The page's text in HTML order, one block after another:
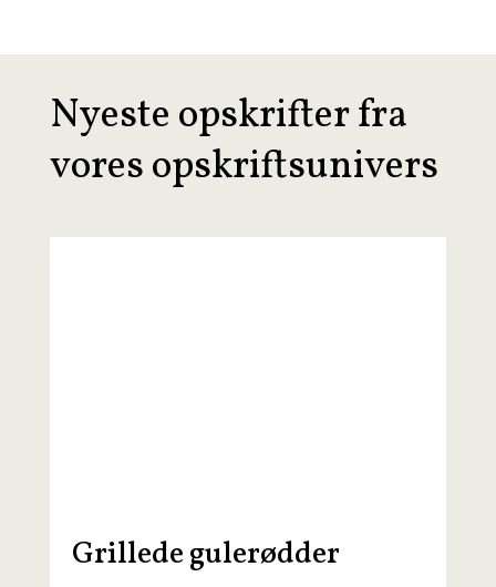
Nyeste opskrifter fra
vores opskriftsunivers
Grillede gulerødder